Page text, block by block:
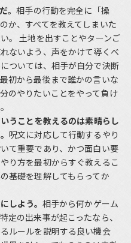
。相手の行動を完全に「操
か、すべてを教えてしまいた
。 土地を出すことやターンご
ないよう、声をかけて導くべ
ついては、相手が自分で決断
初から最後まで誰かの言いな
のやりたいことをやって負け
うことを教えるのは素晴らし
呪文に対応して行動するやり
て重要であり、かつ面白い要
り方を最初からすぐ教えるこ
基礎を理解してもらってか
しよう。 相手から何かゲーム
定の出来事が起こったなら、
ルールを説明する良い機会